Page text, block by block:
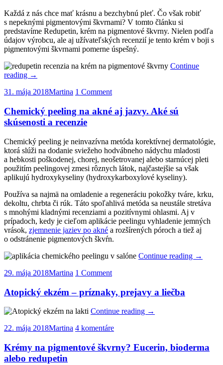
Každá z nás chce mať krásnu a bezchybnú pleť. Čo však robiť
s nepeknými pigmentovými škvrnami? V tomto článku si
predstavíme Redupetin, krém na pigmentové škvrny. Nielen podľa
údajov výrobcu, ale aj užívateľských recenzií je tento krém v boji s
pigmentovými škvrnami pomerne úspešný.
Continue
reading →
31. mája 2018Martina 1 Comment
Chemický peeling na akné aj jazvy. Aké sú
skúsenosti a recenzie
Chemický peeling je neinvazívna metóda korektívnej dermatológie,
ktorá slúži na dodanie sviežeho hodvábneho nádychu mladosti
a hebkosti poškodenej, chorej, neošetrovanej alebo starnúcej pleti
použitím peelingovej zmesi rôznych látok, najčastejšie sa však
aplikujú hydroxykyseliny (hydroxykarboxylové kyseliny).
Používa sa najmä na omladenie a regeneráciu pokožky tváre, krku,
dekoltu, chrbta či rúk. Táto spoľahlivá metóda sa neustále stretáva
s mnohými kladnými recenziami a pozitívnymi ohlasmi. Aj v
prípadoch, kedy je cieľom aplikácie peelingu vyhladenie jemných
vrások, zjemnenie jaziev po akné a rozšírených póroch a tiež aj
o odstránenie pigmentových škvŕn.
Continue reading →
29. mája 2018Martina 1 Comment
Atopický ekzém – príznaky, prejavy a liečba
Continue reading →
22. mája 2018Martina 4 komentáre
Krémy na pigmentové škvrny? Eucerin, bioderma
alebo redupetin